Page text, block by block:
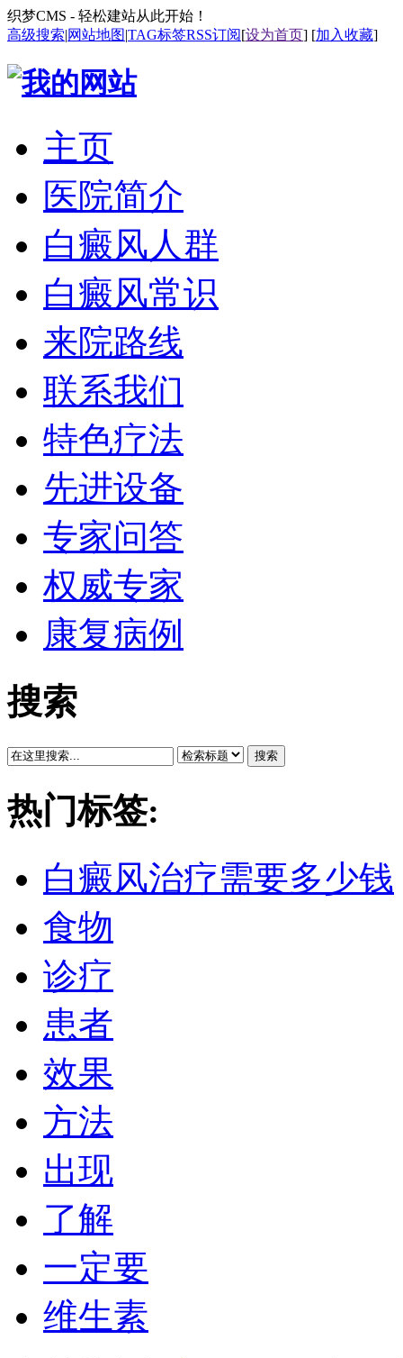
织梦CMS - 轻松建站从此开始！
高级搜索|网站地图|TAG标签RSS订阅[设为首页] [加入收藏]
主页
医院简介
白癜风人群
白癜风常识
来院路线
联系我们
特色疗法
先进设备
专家问答
权威专家
康复病例
搜索
搜索
热门标签:
白癜风治疗需要多少钱
食物
诊疗
患者
效果
方法
出现
了解
一定要
维生素